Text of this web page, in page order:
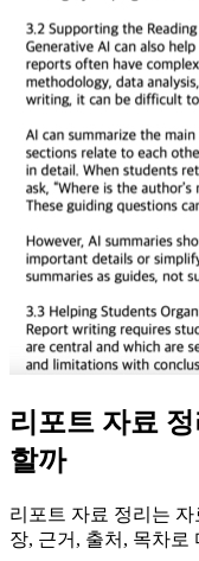
리포트 자료
할까
리포트 자료 정리는
장, 근거, 출처, 목차로